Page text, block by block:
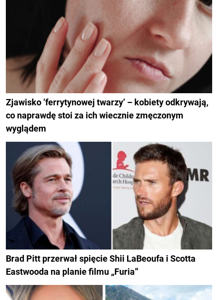
Zjawisko ’ferrytynowej twarzy’ – kobiety odkrywają,
co naprawdę stoi za ich wiecznie zmęczonym
wyglądem
Brad Pitt przerwał spięcie Shii LaBeoufa i Scotta
Eastwooda na planie filmu „Furia”